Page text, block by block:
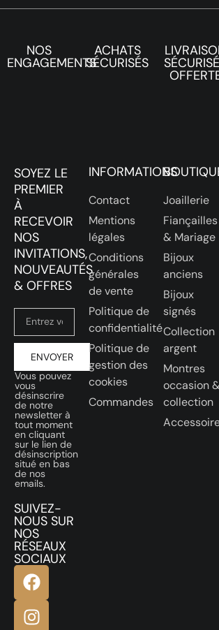
NOS
ENGAGEMENTS
ACHATS
SÉCURISÉS
SOYEZ LE
PREMIER
À
RECEVOIR
NOS
INVITATIONS,
NOUVEAUTÉS
& OFFRES
ENVOYER
Vous pouvez
vous
désinscrire
de notre
newsletter à
tout moment
en cliquant
sur le lien de
désinscription
situé en bas
de nos
emails.
SUIVEZ-
NOUS SUR
NOS
RÉSEAUX
SOCIAUX
INFORMATIONS
Contact
Mentions
légales
Conditions
générales
de vente
Politique de
confidentialité
Politique de
gestion des
cookies
Commandes
Joaillerie
Fiançailles
& Mariage
Bijoux
anciens
Bijoux
signés
Collection
argent
Montres
occasion &
collection